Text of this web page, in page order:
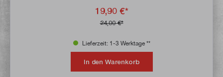
19,90 €*
24,00 €*
Lieferzeit: 1-3 Werktage **
In den Warenkorb